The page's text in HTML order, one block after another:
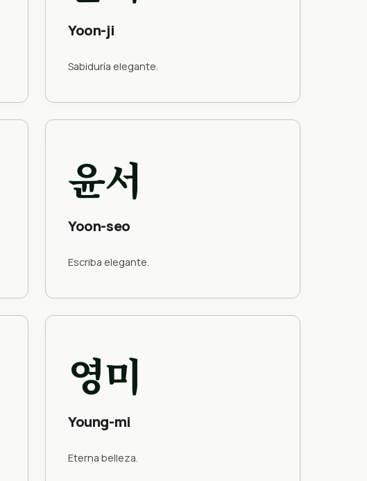
Yoon-ji
Sabiduría elegante.
윤서
Yoon-seo
Escriba elegante.
영미
Young-mi
Eterna belleza.